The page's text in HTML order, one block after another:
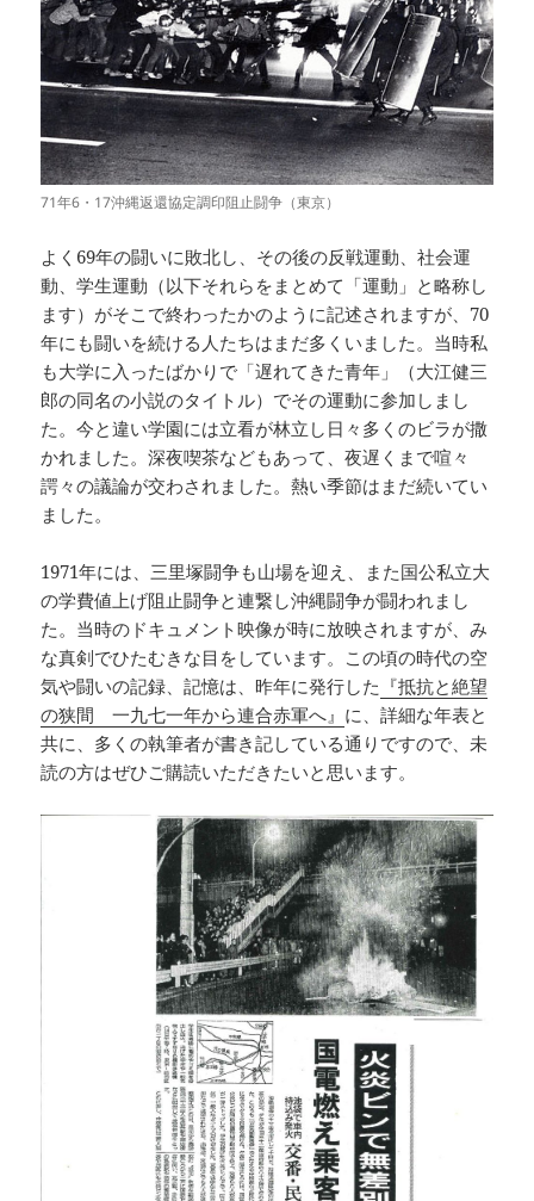
71年6・17沖縄返還協定調印阻止闘争（東京）
よく69年の闘いに敗北し、その後の反戦運動、社会運
動、学生運動（以下それらをまとめて「運動」と略称し
ます）がそこで終わったかのように記述されますが、70
年にも闘いを続ける人たちはまだ多くいました。当時私
も大学に入ったばかりで「遅れてきた青年」（大江健三
郎の同名の小説のタイトル）でその運動に参加しまし
た。今と違い学園には立看が林立し日々多くのビラが撒
かれました。深夜喫茶などもあって、夜遅くまで喧々
諤々の議論が交わされました。熱い季節はまだ続いてい
ました。
1971年には、三里塚闘争も山場を迎え、また国公私立大
の学費値上げ阻止闘争と連繋し沖縄闘争が闘われまし
た。当時のドキュメント映像が時に放映されますが、み
な真剣でひたむきな目をしています。この頃の時代の空
気や闘いの記録、記憶は、昨年に発行した 『抵抗と絶望
の狭間 一九七一年から連合赤軍へ』 に、詳細な年表と
共に、多くの執筆者が書き記している通りですので、未
読の方はぜひご購読いただきたいと思います。